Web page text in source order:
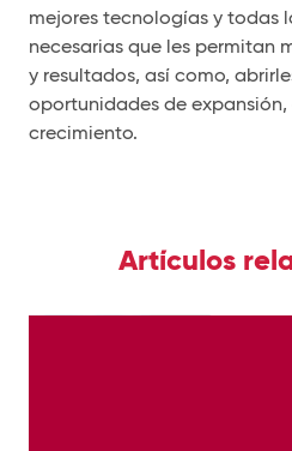
mejores tecnologías y todas
necesarias que les permitan
y resultados, así como,
oportunidades de
crecimiento.
Artículos